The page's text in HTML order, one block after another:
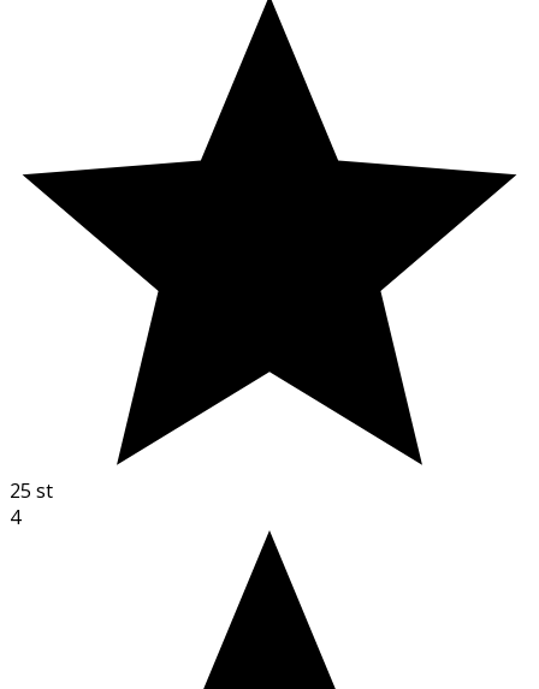
25 st
4